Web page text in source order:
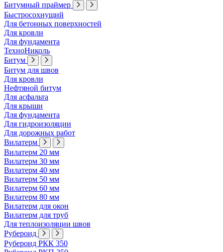
Битумный праймер
Быстросохнущий
Для бетонных поверхностей
Для кровли
Для фундамента
ТехноНиколь
Битум
Битум для швов
Для кровли
Нефтяной битум
Для асфальта
Для крыши
Для фундамента
Для гидроизоляции
Для дорожных работ
Вилатерм
Вилатерм 20 мм
Вилатерм 30 мм
Вилатерм 40 мм
Вилатерм 50 мм
Вилатерм 60 мм
Вилатерм 80 мм
Вилатерм для окон
Вилатерм для труб
Для теплоизоляции швов
Рубероид
Рубероид РКК 350